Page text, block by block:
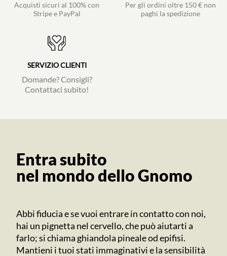
Acquisti sicuri al 100% con
Stripe e PayPal
Per gli ordini oltre 150 € non
paghi la spedizione
SERVIZIO CLIENTI
Domande? Consigli?
Contattaci subito!
Entra subito
nel mondo dello Gnomo
Abbi fiducia e se vuoi entrare in contatto con noi,
hai un pignetta nel cervello, che può aiutarti a
farlo; si chiama ghiandola pineale od epifisi.
Mantieni i tuoi stati immaginativi e la sensibilità